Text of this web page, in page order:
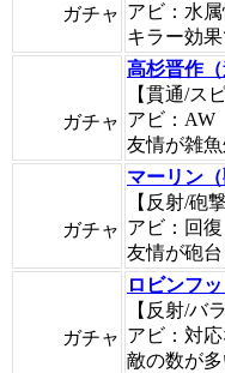
ガチャ アビ：水
キラー効
ガチャ
高杉晋作（
【貫通/ス
アビ：AW
友情が雑魚
ガチャ
マーリン（
【反射/砲
アビ：回復
友情が砲台
ガチャ
ロビンフッ
【反射/バ
アビ：対
敵の数が多